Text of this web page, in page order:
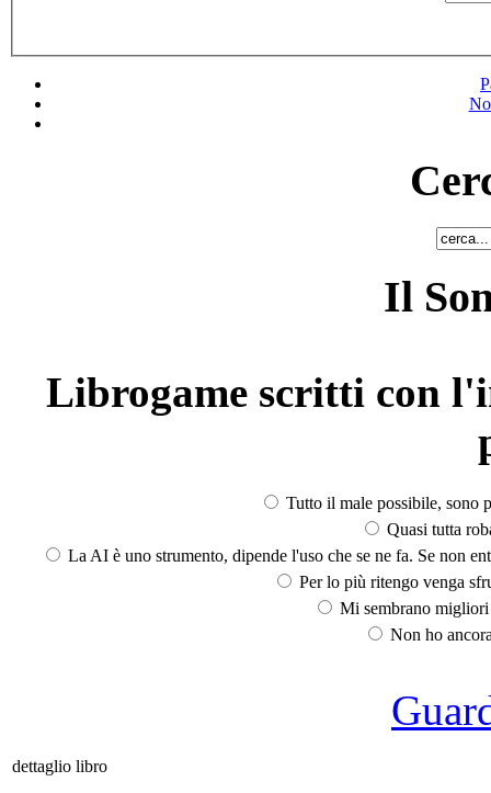
Il
Librogame scritti con
Tutto il male possibile, sono
Quasi tutta
La AI è uno strumento, dipende l'uso che se ne fa. Se non
Per lo più ritengo venga
Mi sembrano
Non ho
dettaglio libro